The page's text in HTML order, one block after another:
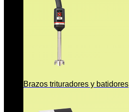
Brazos trituradores y batidores